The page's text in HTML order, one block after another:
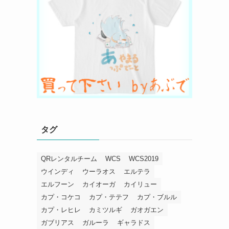
タグ
QRレンタルチーム WCS
WCS2019
ウインディ
ウーラオス
エルテラ
エルフーン
カイオーガ
カイリュー
カプ・コケコ
カプ・テテフ
カプ・ブルル
カプ・レヒレ
カミツルギ
ガオガエン
ガブリアス
ガルーラ ギャラドス